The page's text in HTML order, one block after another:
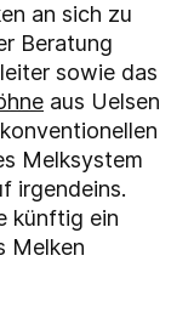
an sich zu
Beratung
sowie das
aus Uelsen
Melksystem
irgendeins.
künftig ein
Melken